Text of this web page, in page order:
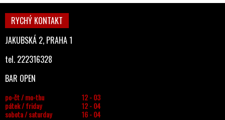
RYCHÝ KONTAKT
JAKUBSKÁ 2, PRAHA 1
tel. 222316328
BAR OPEN
po-čt / mo-thu
12 - 03
pátek / friday
12 - 04
sobota / saturday
16 - 04